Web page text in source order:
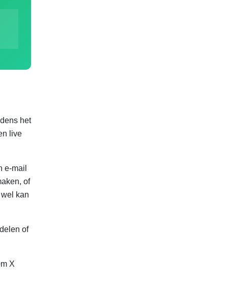
het
live
e-mail
of
kan
of
X